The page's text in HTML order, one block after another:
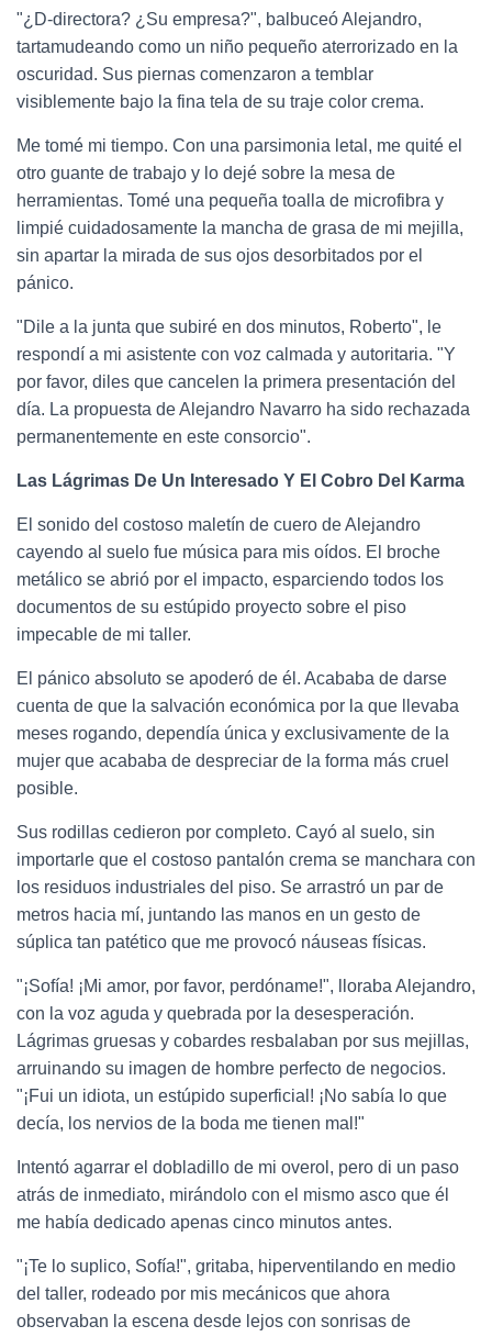
"¿D-directora? ¿Su empresa?", balbuceó Alejandro,
tartamudeando como un niño pequeño aterrorizado en la
oscuridad. Sus piernas comenzaron a temblar
visiblemente bajo la fina tela de su traje color crema.
Me tomé mi tiempo. Con una parsimonia letal, me quité el
otro guante de trabajo y lo dejé sobre la mesa de
herramientas. Tomé una pequeña toalla de microfibra y
limpié cuidadosamente la mancha de grasa de mi mejilla,
sin apartar la mirada de sus ojos desorbitados por el
pánico.
"Dile a la junta que subiré en dos minutos, Roberto", le
respondí a mi asistente con voz calmada y autoritaria. "Y
por favor, diles que cancelen la primera presentación del
día. La propuesta de Alejandro Navarro ha sido rechazada
permanentemente en este consorcio".
Las Lágrimas De Un Interesado Y El Cobro Del Karma
El sonido del costoso maletín de cuero de Alejandro
cayendo al suelo fue música para mis oídos. El broche
metálico se abrió por el impacto, esparciendo todos los
documentos de su estúpido proyecto sobre el piso
impecable de mi taller.
El pánico absoluto se apoderó de él. Acababa de darse
cuenta de que la salvación económica por la que llevaba
meses rogando, dependía única y exclusivamente de la
mujer que acababa de despreciar de la forma más cruel
posible.
Sus rodillas cedieron por completo. Cayó al suelo, sin
importarle que el costoso pantalón crema se manchara con
los residuos industriales del piso. Se arrastró un par de
metros hacia mí, juntando las manos en un gesto de
súplica tan patético que me provocó náuseas físicas.
"¡Sofía! ¡Mi amor, por favor, perdóname!", lloraba Alejandro,
con la voz aguda y quebrada por la desesperación.
Lágrimas gruesas y cobardes resbalaban por sus mejillas,
arruinando su imagen de hombre perfecto de negocios.
"¡Fui un idiota, un estúpido superficial! ¡No sabía lo que
decía, los nervios de la boda me tienen mal!"
Intentó agarrar el dobladillo de mi overol, pero di un paso
atrás de inmediato, mirándolo con el mismo asco que él
me había dedicado apenas cinco minutos antes.
"¡Te lo suplico, Sofía!", gritaba, hiperventilando en medio
del taller, rodeado por mis mecánicos que ahora
observaban la escena desde lejos con sonrisas de